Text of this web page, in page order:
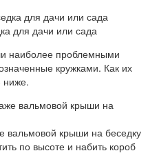
для дачи или сада
наиболее проблемными
кружками. Как их
ниже.
вальмовой крыши на беседку